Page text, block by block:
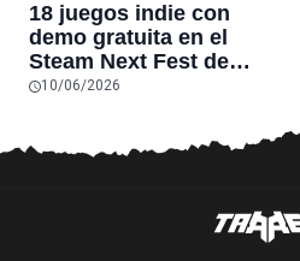
18 juegos indie con
demo gratuita en el
Steam Next Fest de
junio de 2026 que no te
10/06/2026